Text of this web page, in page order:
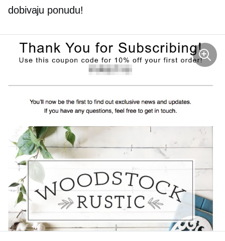
dobivaju ponudu!